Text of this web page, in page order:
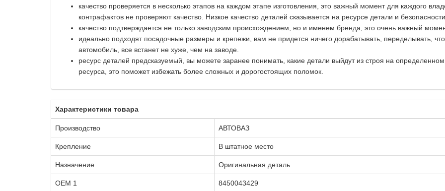
качество проверяется в несколько этапов на каждом этапе изготовления, это важный момент для каждого
контрафактов не проверяют качество. Низкое качество деталей сказывается на ресурсе детали и
качество подтверждается не только заводским происхождением, но и именем бренда, это очень важный
идеально подходят посадочные размеры и крепежи, вам не придется ничего дорабатывать, переделывать,
автомобиль, все встанет не хуже, чем на заводе.
ресурс деталей предсказуемый, вы можете заранее понимать, какие детали выйдут из строя на
ресурса, это поможет избежать более сложных и дорогостоящих поломок.
Характеристики товара
Производство АВТОВАЗ
Крепление В штатное место
Назначение Оригинальная деталь
OEM 1 8450043429